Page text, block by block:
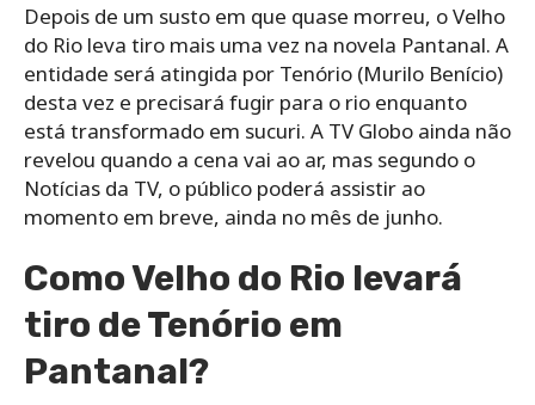
Depois de um susto em que quase morreu, o Velho
do Rio leva tiro mais uma vez na novela Pantanal. A
entidade será atingida por Tenório (Murilo Benício)
desta vez e precisará fugir para o rio enquanto
está transformado em sucuri. A TV Globo ainda não
revelou quando a cena vai ao ar, mas segundo o
Notícias da TV, o público poderá assistir ao
momento em breve, ainda no mês de junho.
Como Velho do Rio levará
tiro de Tenório em
Pantanal?